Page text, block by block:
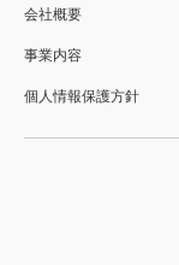
会社概要
事業内容
個人情報保護方針